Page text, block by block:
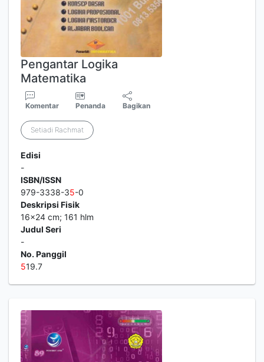
Pengantar Logika
Matematika
Komentar Penanda Bagikan
Setiadi Rachmat
Edisi
-
ISBN/ISSN
979-3338-35-0
Deskripsi Fisik
16x24 cm; 161 hlm
Judul Seri
-
No. Panggil
519.7